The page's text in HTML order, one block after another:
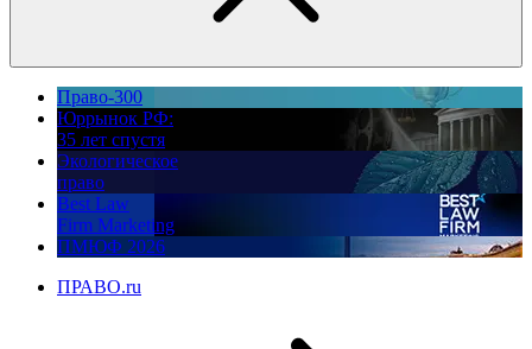
Право-300
Юррынок РФ:
35 лет спустя
Экологическое
право
Best Law
Firm Marketing
ПМЮФ 2026
ПРАВО.ru